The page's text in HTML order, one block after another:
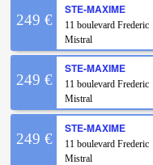
249 €
STE-MAXIME
11 boulevard Frederic
Mistral
249 €
STE-MAXIME
11 boulevard Frederic
Mistral
249 €
STE-MAXIME
11 boulevard Frederic
Mistral